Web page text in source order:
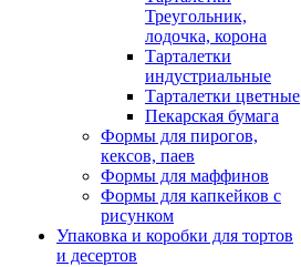
Треугольник,
лодочка, корона
Тарталетки
индустриальные
Тарталетки цветные
Пекарская бумага
Формы для пирогов,
кексов, паев
Формы для маффинов
Формы для капкейков с
рисунком
Упаковка и коробки для тортов
и десертов